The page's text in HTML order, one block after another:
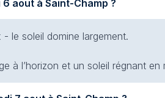
Quel temps fait-il aujourd'hui jeudi 6 aout à Saint-Champ ?
le soleil domine largement.
à l’horizon et un soleil régnant en